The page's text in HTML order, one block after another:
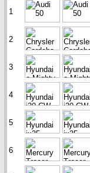
1
2
3
4
5
6